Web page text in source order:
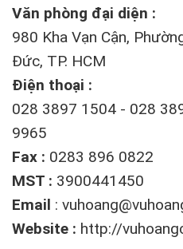
Văn phòng đại diện :
980 Kha Vạn Cận,
Đức, TP. HCM
Điện thoại :
028 3897 1504 - 028
9965
Fax : 0283 896 0822
MST : 3900441450
Email :
Website : http://